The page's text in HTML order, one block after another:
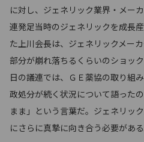
に対し、ジェネリック業界・メー
連発足当時のジェネリックを成長
た上川会長は、ジェネリックメー
部分が崩れ落ちるくらいのショッ
日の議連では、ＧＥ薬協の取り組
政処分が続く状況について語った
まま」という言葉だ。ジェネリッ
にさらに真摯に向き合う必要がある